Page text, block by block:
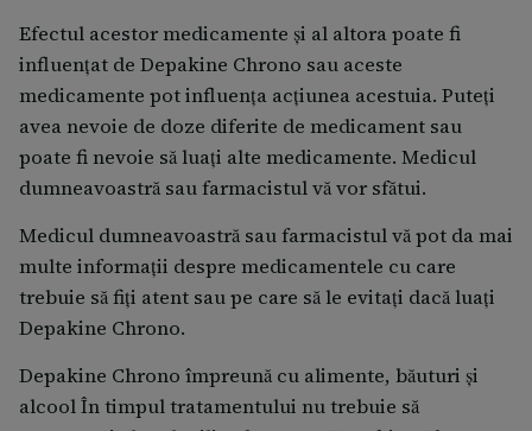
de creştere a valorilor concentraţiei amoniacului
în sânge
dacă aveţi o boală rară numită ”deficit al enzimei
carnitin-palmitoil-transferază tip II”, deoarece
aveți un risc crescut de boli ale mușchilor
dacă aveți un aport alimentar scăzut în carnitină,
special la copiii cu vârsta sub 10 ani,
dacă aveți deficit de carnitină și luați carnitină.
dacă ați dezvoltat vreodată o erupție cutanată
severă sau descuamarea pielii, apariția de vezicule
și/sau ulcerații la nivelul gurii după ce ați luat
valproat.
Efectul acestor medicamente şi al altora poate fi
influenţat de Depakine Chrono sau aceste
medicamente pot influenţa acţiunea acestuia. Puteţi
avea nevoie de doze diferite de medicament sau
poate fi nevoie să luaţi alte medicamente. Medicul
dumneavoastră sau farmacistul vă vor sfătui.
Medicul dumneavoastră sau farmacistul vă pot da mai
multe informaţii despre medicamentele cu care
trebuie să fiţi atent sau pe care să le evitaţi dacă luaţi
Depakine Chrono.
Depakine Chrono împreună cu alimente, băuturi şi
alcool În timpul tratamentului nu trebuie să